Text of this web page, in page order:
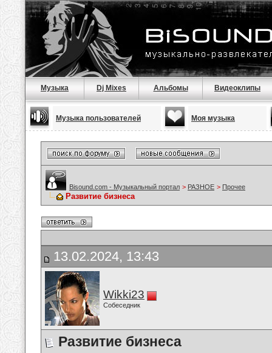
Музыка Dj Mixes Альбомы Видеоклипы
Музыка пользователей Моя музыка
Bisound.com - Музыкальный портал > РАЗНОЕ > Прочее
Развитие бизнеса
13.02.2024, 13:43
Wikki23
Собеседник
Развитие бизнеса